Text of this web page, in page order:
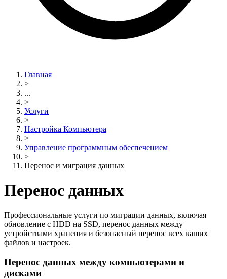
Главная
>
...
>
Услуги
>
Настройка Компьютера
>
Управление программным обеспечением
>
Перенос и миграция данных
Перенос данных
Профессиональные услуги по миграции данных, включая
обновление с HDD на SSD, перенос данных между
устройствами хранения и безопасный перенос всех ваших
файлов и настроек.
Перенос данных между компьютерами и
дисками